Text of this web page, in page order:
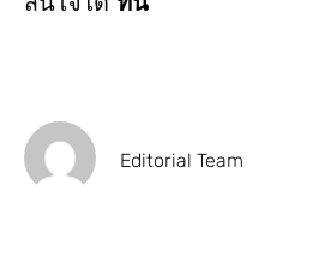
Editorial Team